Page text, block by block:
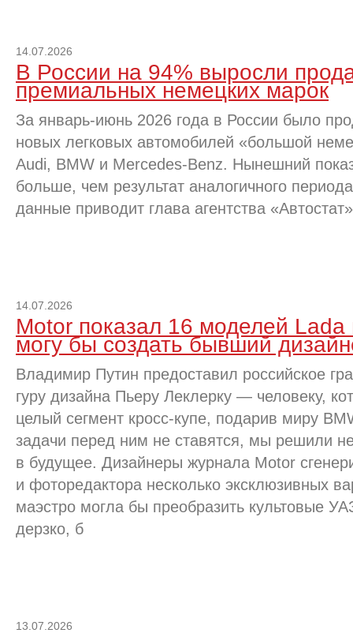
14.07.2026
В России на 94% выросли
премиальных немецких марок
За январь-июнь 2026 года в России было
новых легковых автомобилей «большой
Audi, BMW и Mercedes-Benz. Нынешний
больше, чем результат аналогичного
данные приводит глава агентства
14.07.2026
Motor показал 16 моделей
могу бы создать бывший
Владимир Путин предоставил российское
гуру дизайна Пьеру Леклерку — человеку,
целый сегмент кросс-купе, подарив миру
задачи перед ним не ставятся, мы решили
в будущее. Дизайнеры журнала Motor
и фоторедактора несколько эксклюзивных
маэстро могла бы преобразить культовые
дерзко, б
13.07.2026